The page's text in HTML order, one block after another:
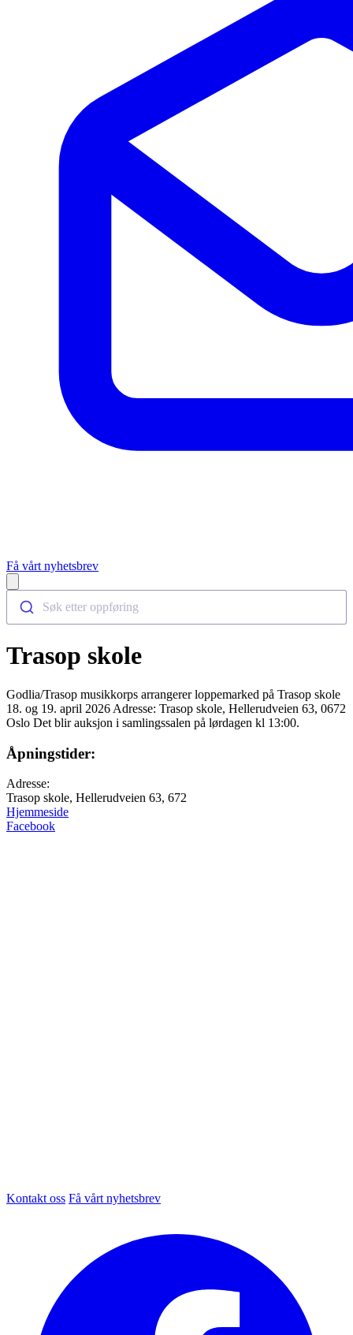
Få vårt nyhetsbrev
Søk etter oppføring
Trasop skole
Godlia/Trasop musikkorps arrangerer loppemarked på Trasop skole
18. og 19. april 2026 Adresse: Trasop skole, Hellerudveien 63, 0672
Oslo Det blir auksjon i samlingssalen på lørdagen kl 13:00.
Åpningstider:
Adresse:
Trasop skole, Hellerudveien 63, 672
Hjemmeside
Facebook
Kontakt oss Få vårt nyhetsbrev